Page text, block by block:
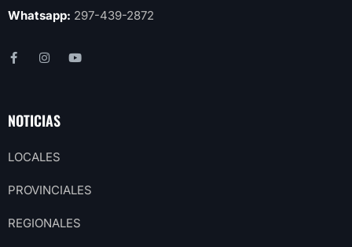
Whatsapp: 297-439-2872
NOTICIAS
LOCALES
PROVINCIALES
REGIONALES